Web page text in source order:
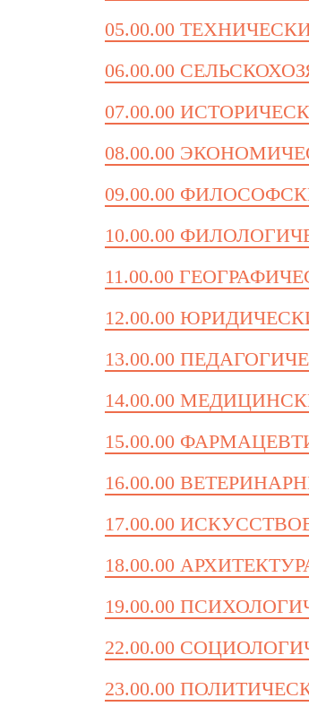
05.00.00
06.00.00
07.00.00
08.00.00
09.00.00
10.00.00
11.00.00
12.00.00
13.00.00
14.00.00
15.00.00
16.00.00
17.00.00
18.00.00
19.00.00
22.00.00
23.00.00